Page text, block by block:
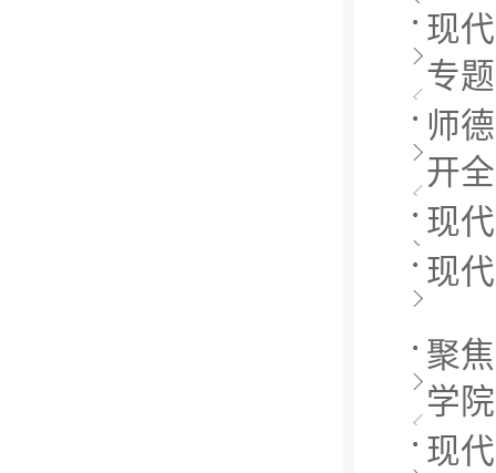
现
专
师
开
现
现
聚
学
现